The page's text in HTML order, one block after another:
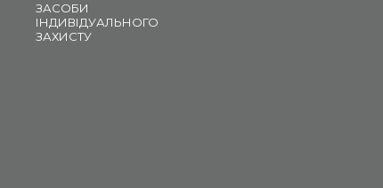
ЗАСОБИ
ІНДИВІДУАЛЬНОГО
ЗАХИСТУ